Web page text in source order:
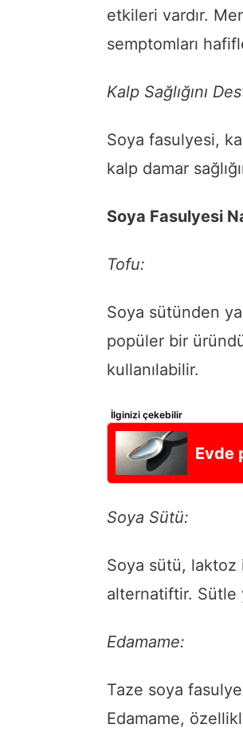
etkileri vardır.
semptomları
Kalp Sağlığını
Soya fasulyesi,
kalp damar
Soya Fasulyesi
Tofu:
Soya sütünden
popüler bir
kullanılabilir.
İlginizi çekebilir
Evde
Soya Sütü:
Soya sütü, laktoz
alternatiftir. Sütle
Edamame:
Taze soya
Edamame,